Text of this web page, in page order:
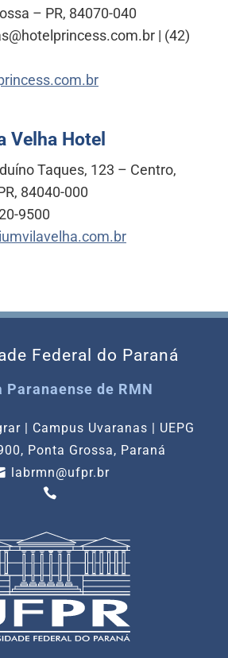
– PR, 84070-040
| (42)
Velha Hotel
Taques, 123 – Centro,
84040-000
9500
Federal do Paraná
Paranaense de RMN
| Campus Uvaranas | UEPG
Ponta Grossa, Paraná
labrmn@ufpr.br